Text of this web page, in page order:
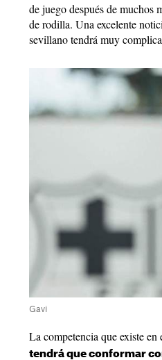
de juego después de muchos
de rodilla. Una excelente
sevillano tendrá muy
Gavi
La competencia que existe en
tendrá que conformar